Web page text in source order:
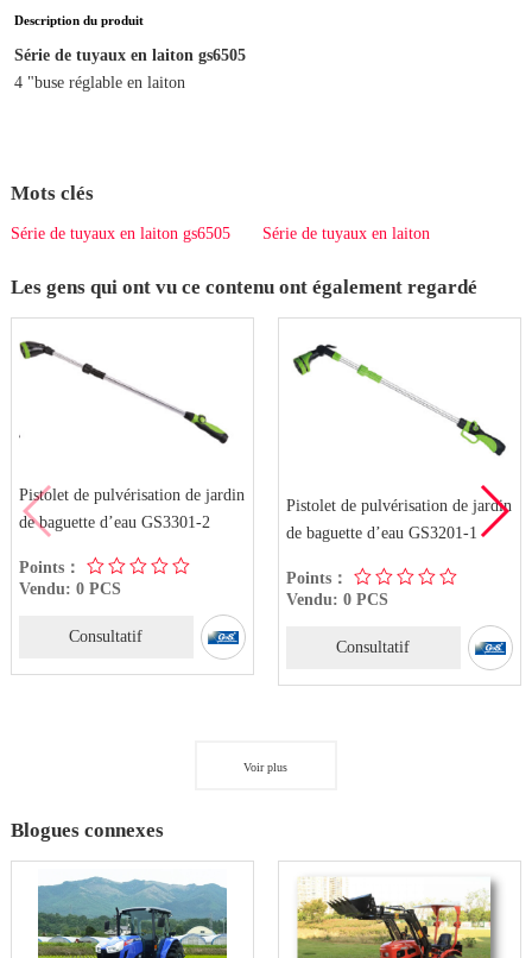
Description du produit
Série de tuyaux en laiton gs6505
4 "buse réglable en laiton
Mots clés
Série de tuyaux en laiton gs6505 Série de tuyaux en laiton
Les gens qui ont vu ce contenu ont également regardé
Pistolet de pulvérisation de jardin
de baguette d’eau GS3301-2
Points：
Vendu: 0 PCS
Consultatif
Pistolet de pulvérisation de jardin
de baguette d’eau GS3201-1
Points：
Vendu: 0 PCS
Consultatif
Voir plus
Blogues connexes